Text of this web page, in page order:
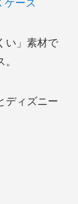
ケース
い」素材で
ディズニー